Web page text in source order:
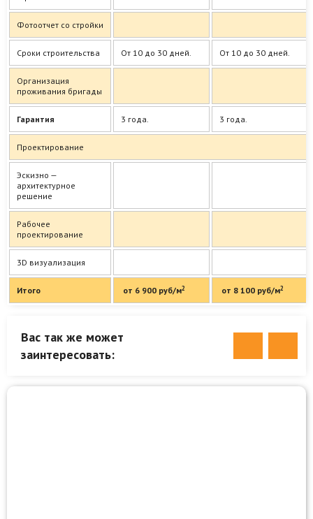
Фотоотчет со стройки
Сроки строительства От 10 до 30 дней. От 10 до 30 дней.
Организация
проживания бригады
Гарантия 3 года. 3 года.
Проектирование
Эскизно —
архитектурное
решение
Рабочее
проектирование
3D визуализация
Итого от 6 900 руб/м2 от 8 100 руб/м2
Вас так же может
заинтересовать: